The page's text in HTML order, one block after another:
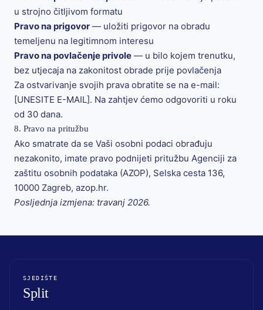
u strojno čitljivom formatu
Pravo na prigovor — uložiti prigovor na obradu
temeljenu na legitimnom interesu
Pravo na povlačenje privole — u bilo kojem trenutku,
bez utjecaja na zakonitost obrade prije povlačenja
Za ostvarivanje svojih prava obratite se na e-mail:
[UNESITE E-MAIL]. Na zahtjev ćemo odgovoriti u roku
od 30 dana.
8. Pravo na pritužbu
Ako smatrate da se Vaši osobni podaci obrađuju
nezakonito, imate pravo podnijeti pritužbu Agenciji za
zaštitu osobnih podataka (AZOP), Selska cesta 136,
10000 Zagreb, azop.hr.
Posljednja izmjena: travanj 2026.
SJEDIŠTE
Split